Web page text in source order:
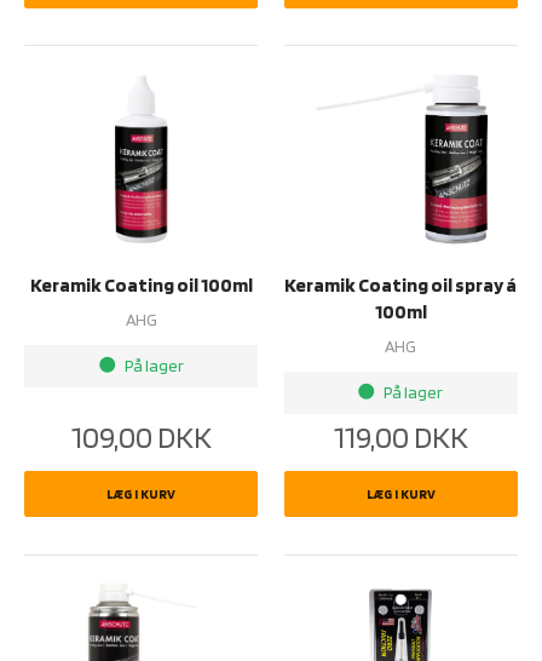
Keramik Coating oil 100ml
AHG
brightness_1 På lager
109,00 DKK
LÆG I KURV
Keramik Coating oil spray á
100ml
AHG
brightness_1 På lager
119,00 DKK
LÆG I KURV